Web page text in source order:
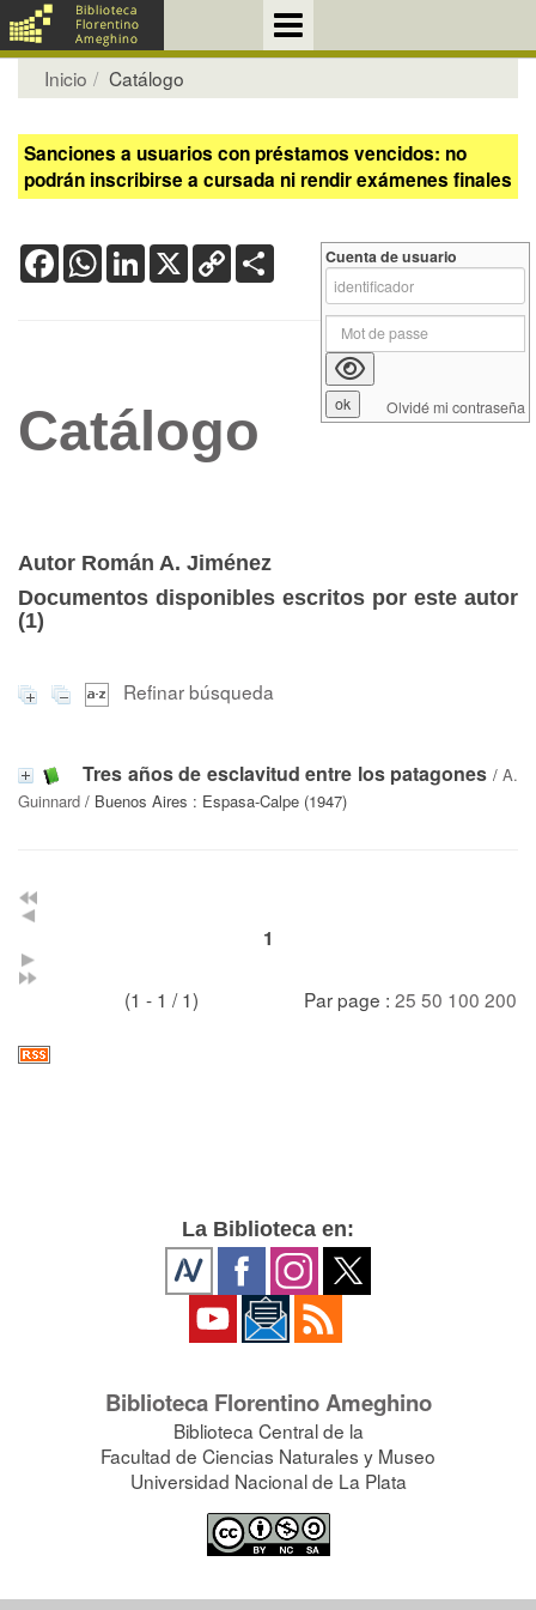
Inicio Catálogo
Sanciones a usuarios con préstamos vencidos: no
podrán inscribirse a cursada ni rendir exámenes finales
FacebookWhatsApp
LinkedIn
X Copy
Link
Catálogo
Autor Román A. Jiménez
Documentos disponibles escritos por este autor
(1)
Refinar búsqueda
Tres años de esclavitud entre los patagones /A.
Guinnard / Buenos Aires : Espasa-Calpe (1947)
1
(1 - 1 / 1) Par page : 25 50 100 200
Cuenta de usuario
Olvidé mi contraseña
La Biblioteca en:
Biblioteca Florentino Ameghino
Biblioteca Central de la
Facultad de Ciencias Naturales y Museo
Universidad Nacional de La Plata